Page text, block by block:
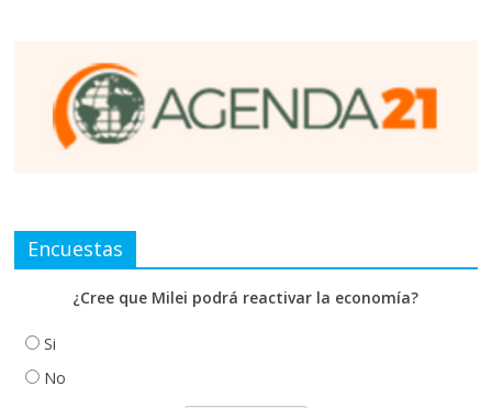
Encuestas
¿Cree que Milei podrá reactivar la economía?
Si
No